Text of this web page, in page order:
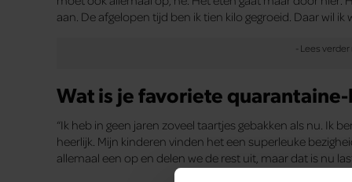
aan. De afgelopen tijd ben ik tien kilo gegroeid. Daar wil ik
Wat is je favoriete
“Ik heb in geen jaren zoveel taartjes gebakken als nu. Ik
heerlijk. Mijn kinderen vinden het een superleuke
allemaal een op en delen we de rest uit, maar dat is nu